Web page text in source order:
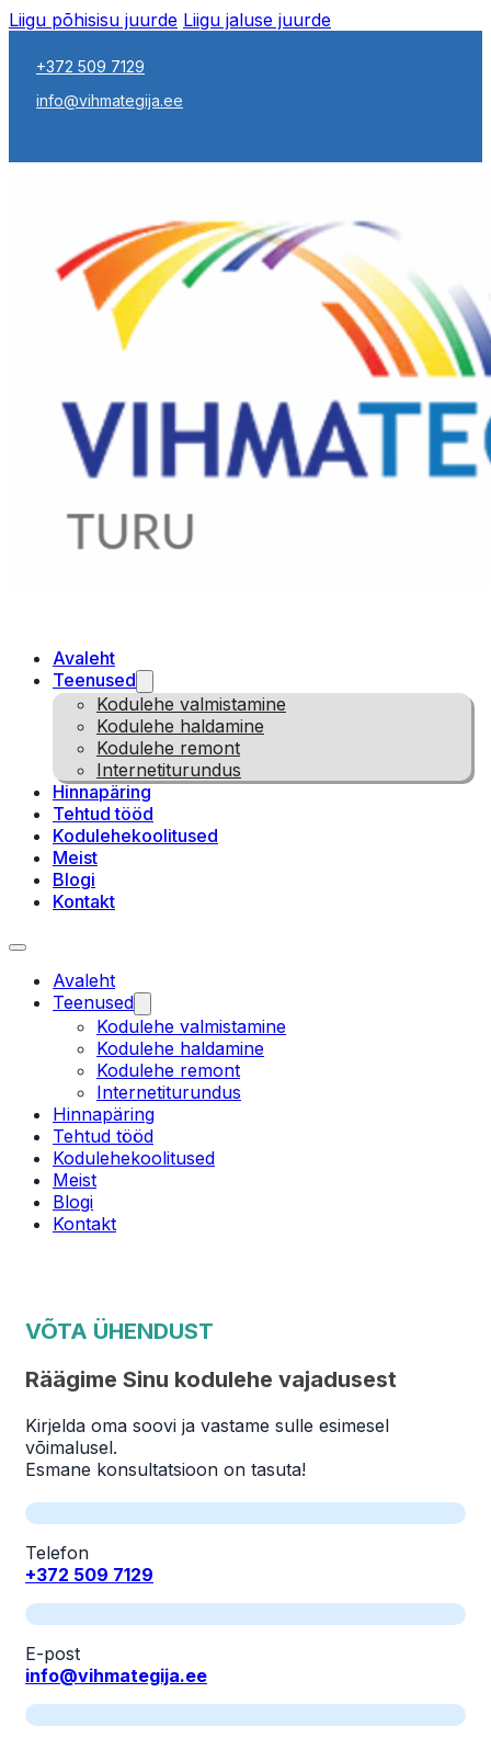
Liigu põhisisu juurde Liigu jaluse juurde
+372 509 7129
info@vihmategija.ee
Avaleht
Teenused
Kodulehe valmistamine
Kodulehe haldamine
Kodulehe remont
Internetiturundus
Hinnapäring
Tehtud tööd
Kodulehekoolitused
Meist
Blogi
Kontakt
Avaleht
Teenused
Kodulehe valmistamine
Kodulehe haldamine
Kodulehe remont
Internetiturundus
Hinnapäring
Tehtud tööd
Kodulehekoolitused
Meist
Blogi
Kontakt
VÕTA ÜHENDUST
Räägime Sinu kodulehe vajadusest
Kirjelda oma soovi ja vastame sulle esimesel
võimalusel.
Esmane konsultatsioon on tasuta!
Telefon
+372 509 7129
E-post
info@vihmategija.ee